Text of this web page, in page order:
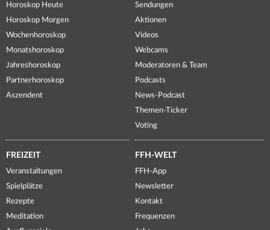
Horoskop Heute
Horoskop Morgen
Wochenhoroskop
Monatshoroskop
Jahreshoroskop
Partnerhoroskop
Aszendent
Sendungen
Aktionen
Videos
Webcams
Moderatoren & Team
Podcasts
News-Podcast
Themen-Ticker
Voting
FREIZEIT
Veranstaltungen
Spielplätze
Rezepte
Meditation
FFH-WELT
FFH-App
Newsletter
Kontakt
Frequenzen